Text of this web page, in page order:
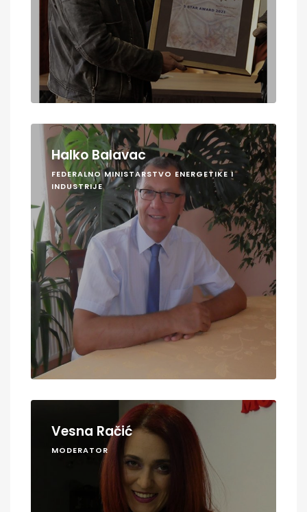
Halko Balavac
FEDERALNO MINISTARSTVO ENERGETIKE I
INDUSTRIJE
Vesna Račić
MODERATOR